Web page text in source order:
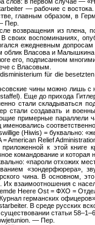
— рабочие с
главным образом, в
Пер.
возвращения из плена,
В своих воспоминаниях,
ежедневным
облик Власова и
его, подписанном
с Власовым.
für die
чины можно лишь с
Еще до прихода
стали складываться
стали создавать и
примерные параллели
именовались
(Hiwis) = буквально:
= American Relief
приложенной к этой книге
командование и
«пароли отхожих
«зондерфюрера»,
чина. В основном,
Их взаимоотношения с
Heere Ost = ФХО =
германских офицеров»
В среде русских
статьи
— Пер.